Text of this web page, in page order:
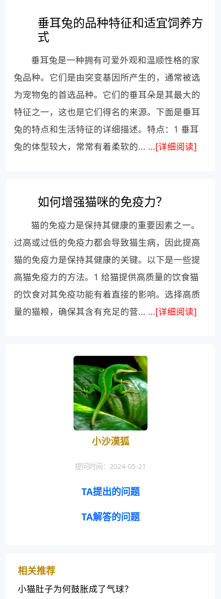
垂耳兔的品种特征和适宜饲养方
式
垂耳兔是一种拥有可爱外观和温顺性格的家
兔品种。它们是由突变基因所产生的，通常被选
为宠物兔的首选品种。它们的垂耳朵是其最大的
特征之一，这也是它们得名的来源。下面是垂耳
兔的特点和生活特征的详细描述。特点：1 垂耳
兔的体型较大，常常有着柔软的... ...[详细阅读]
如何增强猫咪的免疫力？
猫的免疫力是保持其健康的重要因素之一。
过高或过低的免疫力都会导致猫生病，因此提高
猫的免疫力是保持其健康的关键。以下是一些提
高猫免疫力的方法。1 给猫提供高质量的饮食猫
的饮食对其免疫功能有着直接的影响。选择高质
量的猫粮，确保其含有充足的营... ...[详细阅读]
小沙漠狐
提问时间：2024-05-21
TA提出的问题
TA解答的问题
相关推荐
小猫肚子为何鼓胀成了气球？